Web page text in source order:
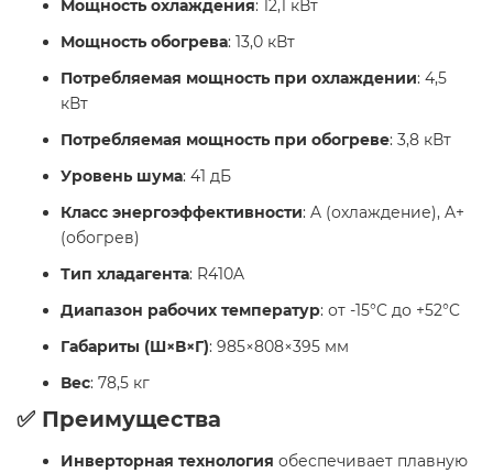
Мощность охлаждения: 12,1 кВт​
Мощность обогрева: 13,0 кВт​
Потребляемая мощность при охлаждении: 4,5
кВт​
Потребляемая мощность при обогреве: 3,8 кВт​
Уровень шума: 41 дБ​
Класс энергоэффективности: A (охлаждение), A+
(обогрев)​
Тип хладагента: R410A​
Диапазон рабочих температур: от -15°C до +52°C​
Габариты (Ш×В×Г): 985×808×395 мм​
Вес: 78,5 кг​
✅ Преимущества
Инверторная технология обеспечивает плавную